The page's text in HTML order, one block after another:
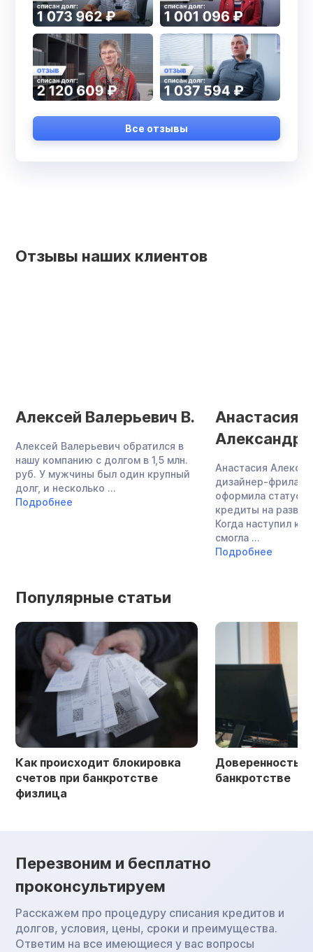
Все отзывы
Отзывы наших клиентов
Алексей Валерьевич В.
Алексей Валерьевич обратился в
нашу компанию с долгом в 1,5 млн.
руб. У мужчины был один крупный
долг, и несколько ...
Подробнее
Анастасия
Анастасия
дизайнер-
оформила статус
кредиты на
Когда наступил
смогла ...
Подробнее
Популярные статьи
Как происходит блокировка
счетов при банкротстве
физлица
Доверенность
банкротстве
Перезвоним и бесплатно
проконсультируем
Расскажем про процедуру списания кредитов и
долгов, условия, цены, сроки и преимущества.
Ответим на все имеющиеся у вас вопросы